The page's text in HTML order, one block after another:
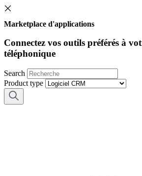
Marketplace d'applications
Connectez vos outils préférés à
téléphonique
Search
Product type